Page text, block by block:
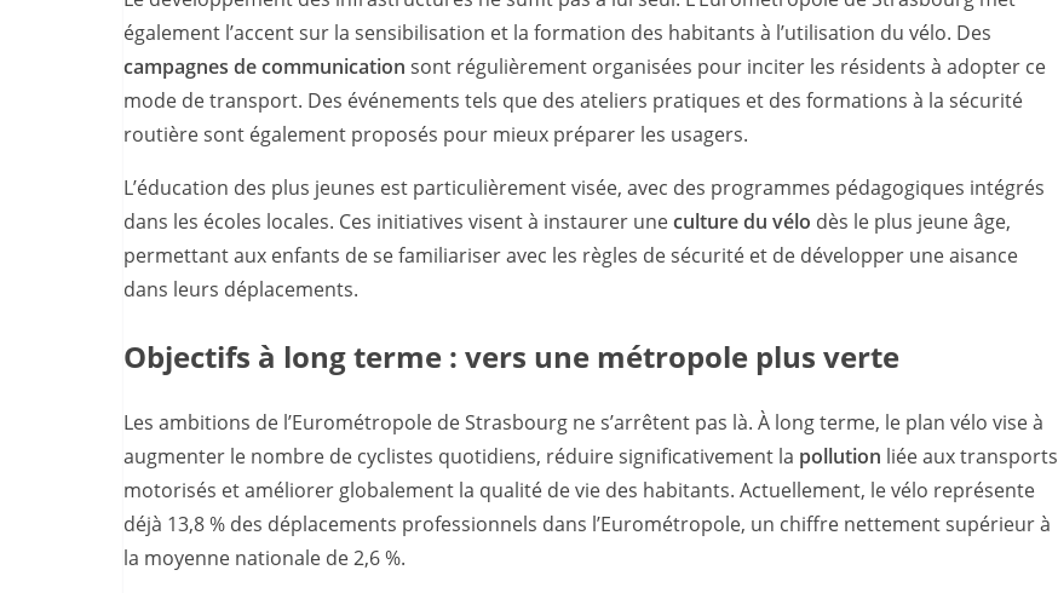
également l’accent sur la sensibilisation et la formation des habitants à l’utilisation du vélo. Des
campagnes de communication sont régulièrement organisées pour inciter les résidents à adopter ce
mode de transport. Des événements tels que des ateliers pratiques et des formations à la sécurité
routière sont également proposés pour mieux préparer les usagers.
L’éducation des plus jeunes est particulièrement visée, avec des programmes pédagogiques intégrés
dans les écoles locales. Ces initiatives visent à instaurer uneculture du vélo dès le plus jeune âge,
permettant aux enfants de se familiariser avec les règles de sécurité et de développer une aisance
dans leurs déplacements.
Objectifs à long terme : vers une métropole plus verte
Les ambitions de l’Eurométropole de Strasbourg ne s’arrêtent pas là. À long terme, le plan vélo vise à
augmenter le nombre de cyclistes quotidiens, réduire significativement la pollution liée aux transports
motorisés et améliorer globalement la qualité de vie des habitants. Actuellement, le vélo représente
déjà 13,8 % des déplacements professionnels dans l’Eurométropole, un chiffre nettement supérieur à
la moyenne nationale de 2,6 %.